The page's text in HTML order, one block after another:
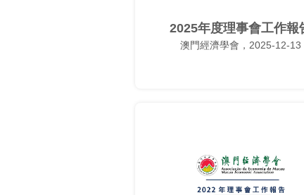
2025年度理事會工作報
澳門經濟學會，2025-12-13